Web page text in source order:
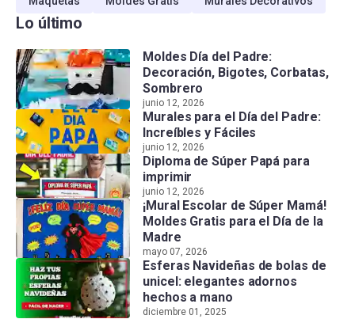
Lo último
Moldes Día del Padre:
Decoración, Bigotes, Corbatas,
Sombrero
junio 12, 2026
Murales para el Día del Padre:
Increíbles y Fáciles
junio 12, 2026
Diploma de Súper Papá para
imprimir
junio 12, 2026
¡Mural Escolar de Súper Mamá!
Moldes Gratis para el Día de la
Madre
mayo 07, 2026
Esferas Navideñas de bolas de
unicel: elegantes adornos
hechos a mano
diciembre 01, 2025